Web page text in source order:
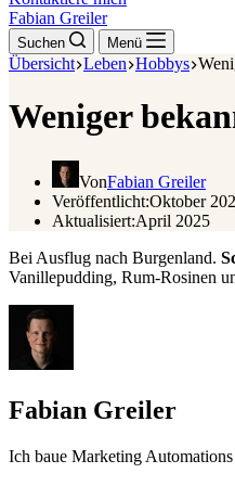
Fabian Greiler
Suchen Menü
Übersicht Leben Hobbys
Weniger
VonFabian Greiler
Veröffentlicht:Oktober
Aktualisiert:April 2025
Bei Ausflug nach Burgenland.
Vanillepudding, Rum-Rosinen
Fabian Greiler
Ich baue Marketing